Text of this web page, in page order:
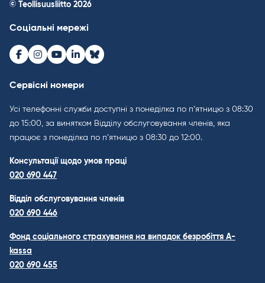
© Teollisuusliitto 2026
Соціальні мережі
Facebook
Instagram
Youtube
LinkedInBluesky
Сервісні номери
Усі телефонні служби доступні з понеділка по п’ятницю з 08:30
до 15:00, за винятком Відділу обслуговування членів, яка
працює з понеділка по п’ятницю з 08:30 до 12:00.
Консультації щодо умов праці
020 690 447
Відділ обслуговування членів
020 690 446
Фонд соціального страхування на випадок безробіття A-
kassa
020 690 455